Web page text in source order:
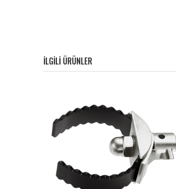
ILGILI ÜRÜNLER